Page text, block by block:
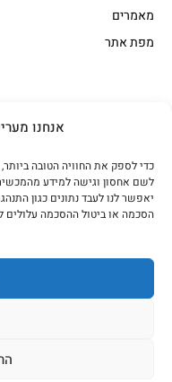
אנחנו
לשם אחסון וגישה למידע
יאפשר לנו לעבד נתונים כגון
הסכמה או ביטול ההסכמה עלולים
אווז
בשר בקר עגלה משובח
הודו
נתחי פנים
מאמרים
מפת אתר